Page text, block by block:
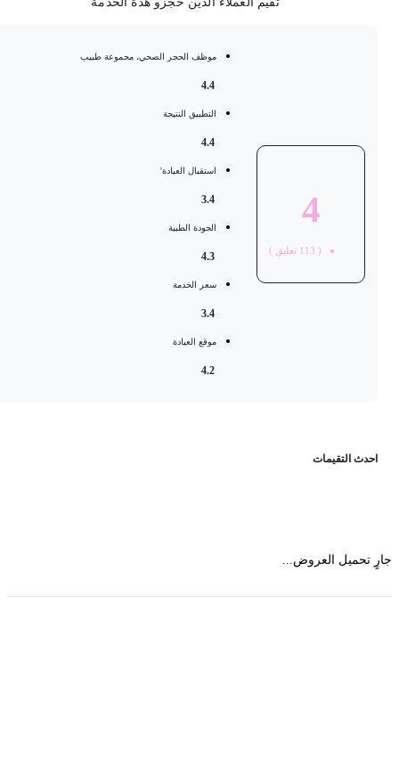
113 تعليق )
موظف الحجر الصحي، مجموعة طبيب
التطبيق النتيجة
استقبال العيادة'
الجودة الطبية
سعر الخدمة
موقع العيادة
التقيمات
تحميل العروض...